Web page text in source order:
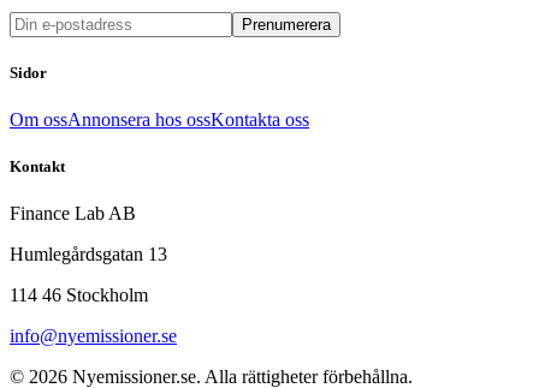
Prenumerera
Sidor
Om ossAnnonsera hos ossKontakta oss
Kontakt
Finance Lab AB
Humlegårdsgatan 13
114 46 Stockholm
info@nyemissioner.se
© 2026 Nyemissioner.se. Alla rättigheter förbehållna.